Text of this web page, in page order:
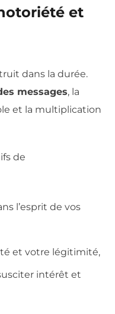
et
dans la durée.
messages, la
et la multiplication
de
l’esprit de vos
et votre légitimité,
intérêt et